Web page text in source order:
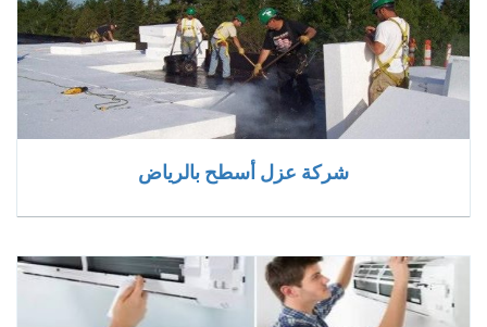
شركة عزل أسطح بالرياض